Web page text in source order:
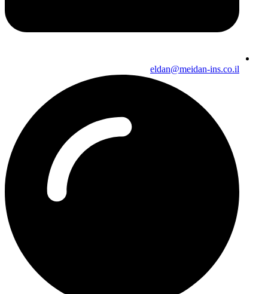
eldan@meidan-ins.co.il